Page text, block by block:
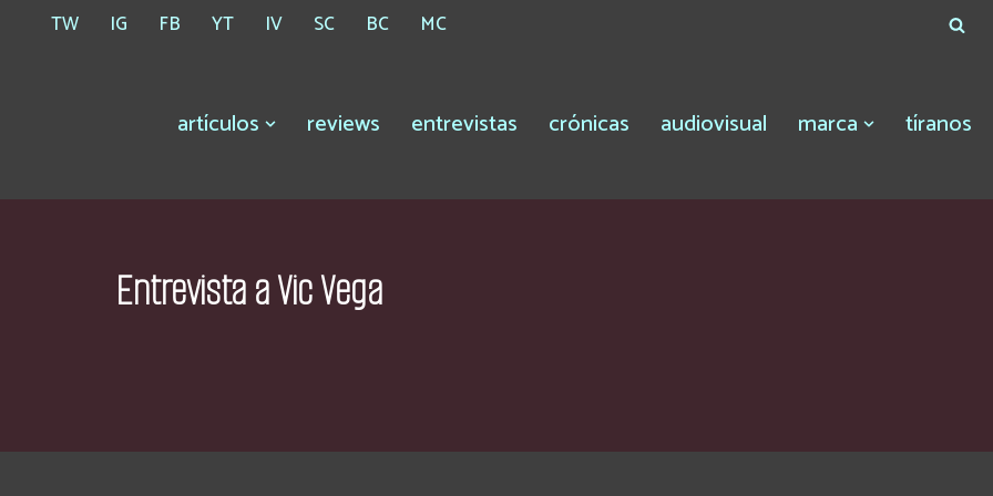
TW IG FB YT IV SC BC MC
artículos reviews entrevistas crónicas audiovisual marca tíranos
Entrevista a Vic Vega